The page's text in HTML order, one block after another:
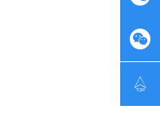

